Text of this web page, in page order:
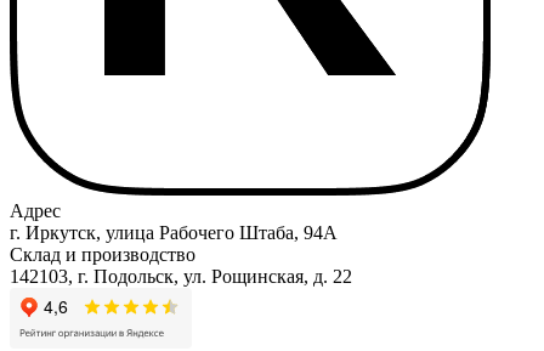
Адрес
г. Иркутск, улица Рабочего Штаба, 94А
Склад и производство
142103, г. Подольск, ул. Рощинская, д. 22